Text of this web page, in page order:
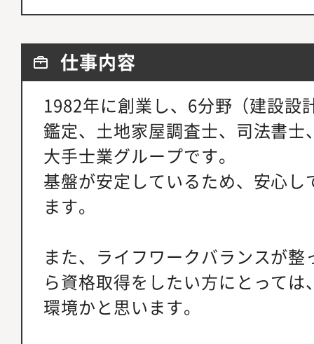
仕事内容
1982年に創業し、6分野（建設設
鑑定、土地家屋調査士、司法書
大手士業グループです。
基盤が安定しているため、安心
ます。
また、ライフワークバランスが
ら資格取得をしたい方にとって
環境かと思います。